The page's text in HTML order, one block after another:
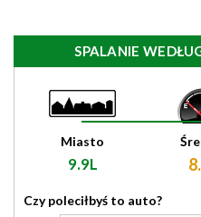
SPALANIE
Miasto
9.9L
Czy poleciłbyś to auto?